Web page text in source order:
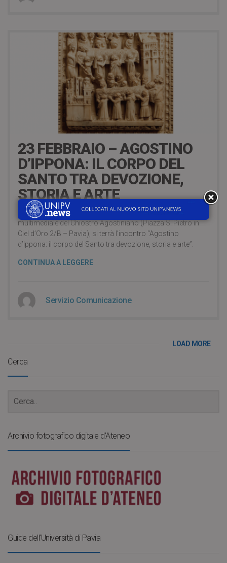
23 FEBBRAIO – AGOSTINO
D’IPPONA: IL CORPO DEL
SANTO TRA DEVOZIONE,
STORIA E ARTE
Sabato 23 febbraio 2019, alle ore 9.00, presso la Sala
multimediale del Chiostro Agostiniano (Piazza S. Pietro in
Ciel d’Oro 2/B – Pavia), si terrà l’incontro “Agostino
d’Ippona: il corpo del Santo tra devozione, storia e arte”.
CONTINUA A LEGGERE
Servizio Comunicazione
LOAD MORE
Cerca
Archivio fotografico digitale d’Ateneo
Guide dell’Università di Pavia